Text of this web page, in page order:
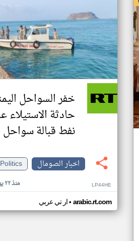
خفر السواحل
حادثة الاستيلاء
نفط قبالة
اخبار الصومال
Politics
منذ ٢٢ يوم LP44HE
ار تي عربي• arabic.rt.com